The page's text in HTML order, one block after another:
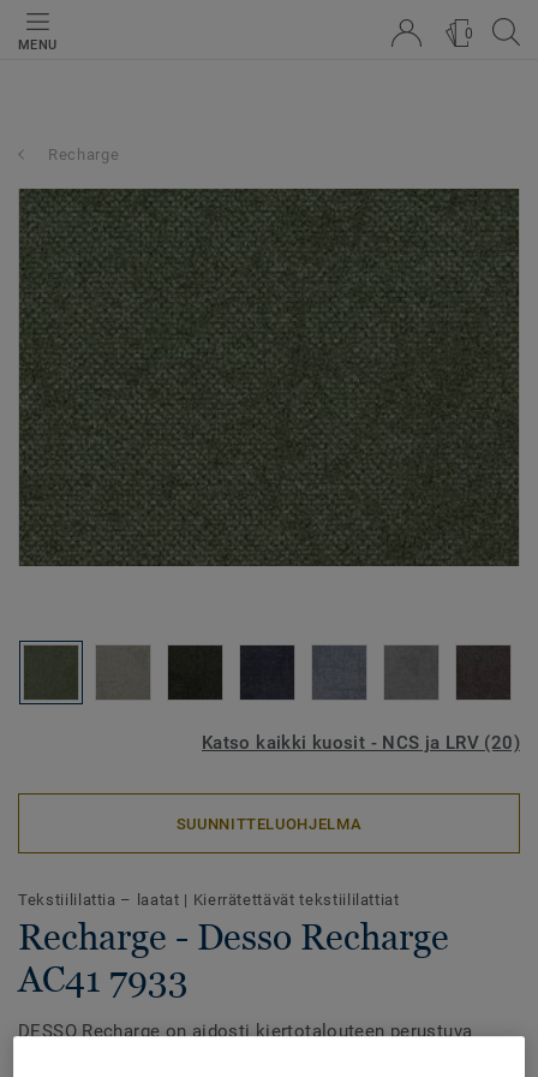
MENU
0
Recharge
Katso kaikki kuosit - NCS ja LRV (20)
SUUNNITTELUOHJELMA
Tekstiililattia – laatat | Kierrätettävät tekstiililattiat
Recharge - Desso Recharge
AC41 7933
DESSO Recharge on aidosti kiertotalouteen perustuva